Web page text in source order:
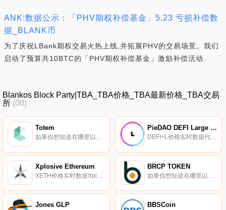
ANK:数据公示：「PHV期权补偿基金」5.23 亏损补偿数
据_BLANK币
为了庆祝LBank期权交易火热上线,并拓展PHV的交易场景。我们
启动了预算共10BTC的「PHV期权补偿基金」激励补偿活动.
Blankos Block Party|TBA_TBA价格_TBA最新价格_TBA交易
所 (00)
Totem
如果你想知道在哪里以当前价格购买Totem,目前交易{Totem]股票的顶级加密货币交易所是PancakeSwap（V2）和Bilaxy。您可以在我们的加密货币交易所页面上找到其他列表.
PieDAO DEFI Large Cap
DEFI+L价格实时数据代表大盘股DeFi项目的指数。
Xplosive Ethereum BRCP TOKEN
Jones GLP BBSCoin